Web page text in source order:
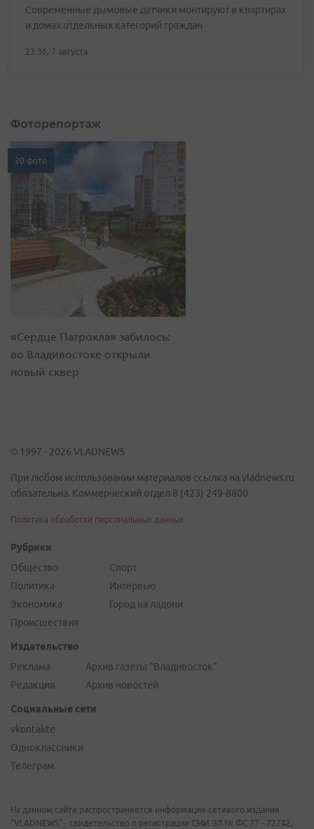
Современные дымовые датчики монтируют в квартирах
и домах отдельных категорий граждан
23:36, 7 августа
Фоторепортаж
20 фото
«Сердце Патрокла» забилось:
во Владивостоке открыли
новый сквер
© 1997 - 2026 VLADNEWS
При любом использовании материалов ссылка на vladnews.ru
обязательна. Коммерческий отдел 8 (423) 249-8800
Политика обработки персональных данных
Рубрики
Общество
Политика
Экономика
Происшествия
Спорт
Интервью
Город на ладони
Издательство
Реклама
Редакция
Архив газеты "Владивосток"
Архив новостей
Социальные сети
vkontakte
Одноклассники
Телеграм
На данном сайте распространяется информация сетевого издания
"VLADNEWS" - свидетельство о регистрации СМИ ЭЛ № ФС 77 - 72742,